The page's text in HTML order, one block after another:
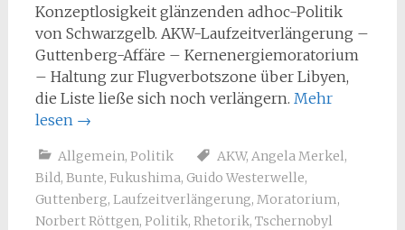
Konzeptlosigkeit glänzenden adhoc-Politik
von Schwarzgelb. AKW-Laufzeitverlängerung –
Guttenberg-Affäre – Kernenergiemoratorium
– Haltung zur Flugverbotszone über Libyen,
die Liste ließe sich noch verlängern. Mehr
lesen →
Allgemein, Politik AKW, Angela Merkel,
Bild, Bunte, Fukushima, Guido Westerwelle,
Guttenberg, Laufzeitverlängerung, Moratorium,
Norbert Röttgen, Politik, Rhetorik, Tschernobyl